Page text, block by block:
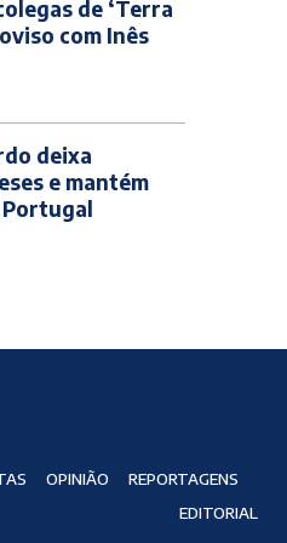
de ‘Terra
com Inês
deixa
e mantém
Portugal
OPINIÃO
REPORTAGENS
EDITORIAL